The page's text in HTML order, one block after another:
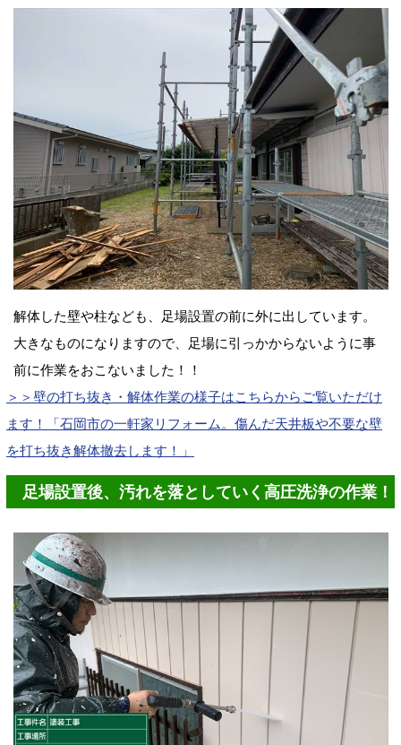
解体した壁や柱なども、足場設置の前に外に出しています。
大きなものになりますので、足場に引っかからないように事
前に作業をおこないました！！
＞＞壁の打ち抜き・解体作業の様子はこちらからご覧いただけ
ます！「石岡市の一軒家リフォーム。傷んだ天井板や不要な壁
を打ち抜き解体撤去します！」
足場設置後、汚れを落としていく高圧洗浄の作業！